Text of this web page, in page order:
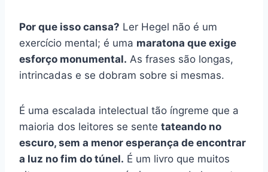
Por que isso cansa? Ler Hegel não é um
exercício mental; é uma maratona que exige
esforço monumental. As frases são longas,
intrincadas e se dobram sobre si mesmas.
É uma escalada intelectual tão íngreme que a
maioria dos leitores se sente tateando no
escuro, sem a menor esperança de encontrar
a luz no fim do túnel. É um livro que muitos